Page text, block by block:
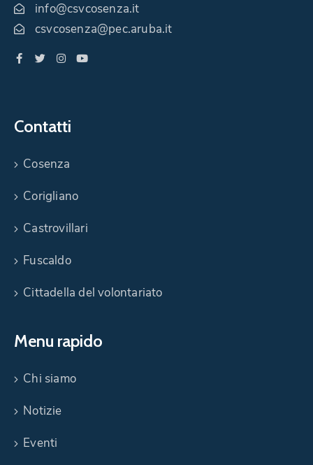
info@csvcosenza.it
csvcosenza@pec.aruba.it
Contatti
Cosenza
Corigliano
Castrovillari
Fuscaldo
Cittadella del volontariato
Menu rapido
Chi siamo
Notizie
Eventi